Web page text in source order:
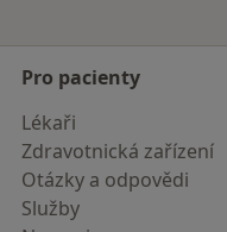
Pro pacienty
Lékaři
Zdravotnická zařízení
Otázky a odpovědi
Služby